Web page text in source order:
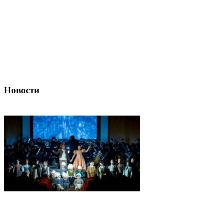
Новости